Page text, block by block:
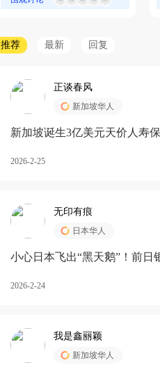
推荐 最新 回复
正谈春风
新加坡华人
新加坡诞生3亿美元天价人寿
2026-2-25
无印有痕
日本华人
小心日本飞出“黑天鹅”！前日
2026-2-24
我是鑫丽颖
新加坡华人